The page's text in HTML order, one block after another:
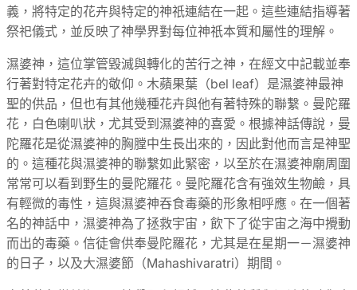
義，將特定的花卉與特定的神祇連結在一起。這些連結指導著
祭祀儀式，並反映了神學界對每位神祇本質和屬性的理解。
濕婆神，這位掌管毀滅與轉化的苦行之神，在經文中記載並奉
行著對特定花卉的敬仰。木蘋果葉（bel leaf）是濕婆神最神
聖的供品，但也有其他幾種花卉與他有著特殊的聯繫。曼陀羅
花，白色喇叭狀，尤其受到濕婆神的喜愛。根據神話傳說，曼
陀羅花是從濕婆神的胸膛中生長出來的，因此對他而言是神聖
的。這種花與濕婆神的聯繫如此緊密，以至於在濕婆神廟周圍
常常可以看到野生的曼陀羅花。曼陀羅花含有強效生物鹼，具
有輕微的毒性，這與濕婆神吞食毒藥的形象相呼應。在一個著
名的神話中，濕婆神為了拯救宇宙，飲下了從宇宙之海中攪動
而出的毒藥。信徒會供奉曼陀羅花，尤其是在星期一－濕婆神
的日子，以及大濕婆節（Mahashivaratri）期間。